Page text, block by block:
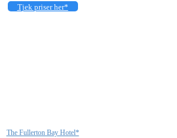
Tjek priser her*
The Fullerton Bay Hotel*